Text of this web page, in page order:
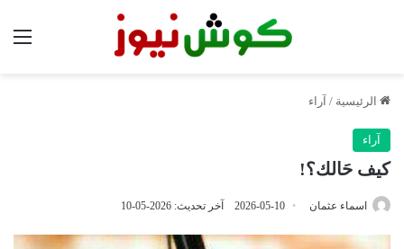
الرئيسية / آراء
آراء
كيف حَالك؟!
اسماء عثمان 2026-05-10 آخر تحديث: 2026-05-10